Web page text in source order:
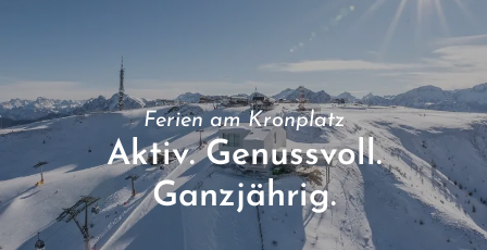
Ferien am Kronplatz
Aktiv. Genussvoll.
Ganzjährig.